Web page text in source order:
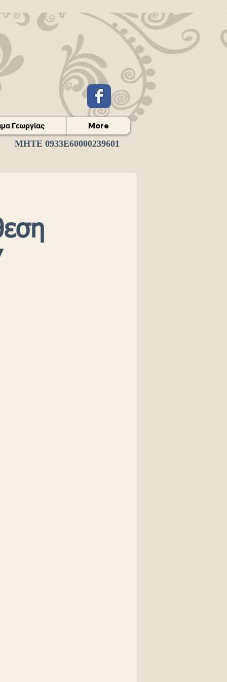
ΜΗΤΕ 0933Ε60000239601
Γεωργίας More